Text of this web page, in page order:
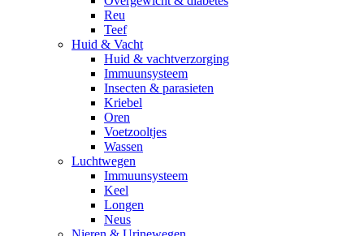
Reu
Teef
Huid & Vacht
Huid & vachtverzorging
Immuunsysteem
Insecten & parasieten
Kriebel
Oren
Voetzooltjes
Wassen
Luchtwegen
Immuunsysteem
Keel
Longen
Neus